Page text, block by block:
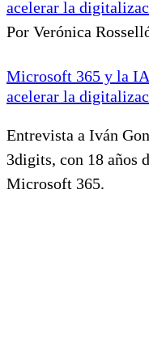
Por Verónica
Microsoft 365 y la
acelerar la
Entrevista a Iván
3digits, con 18 años
Microsoft 365.